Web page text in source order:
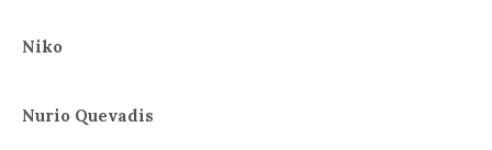
Niko
Nurio Quevadis